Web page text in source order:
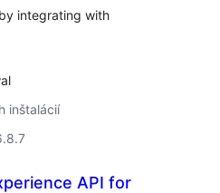
integrating with
inštalácií
API for